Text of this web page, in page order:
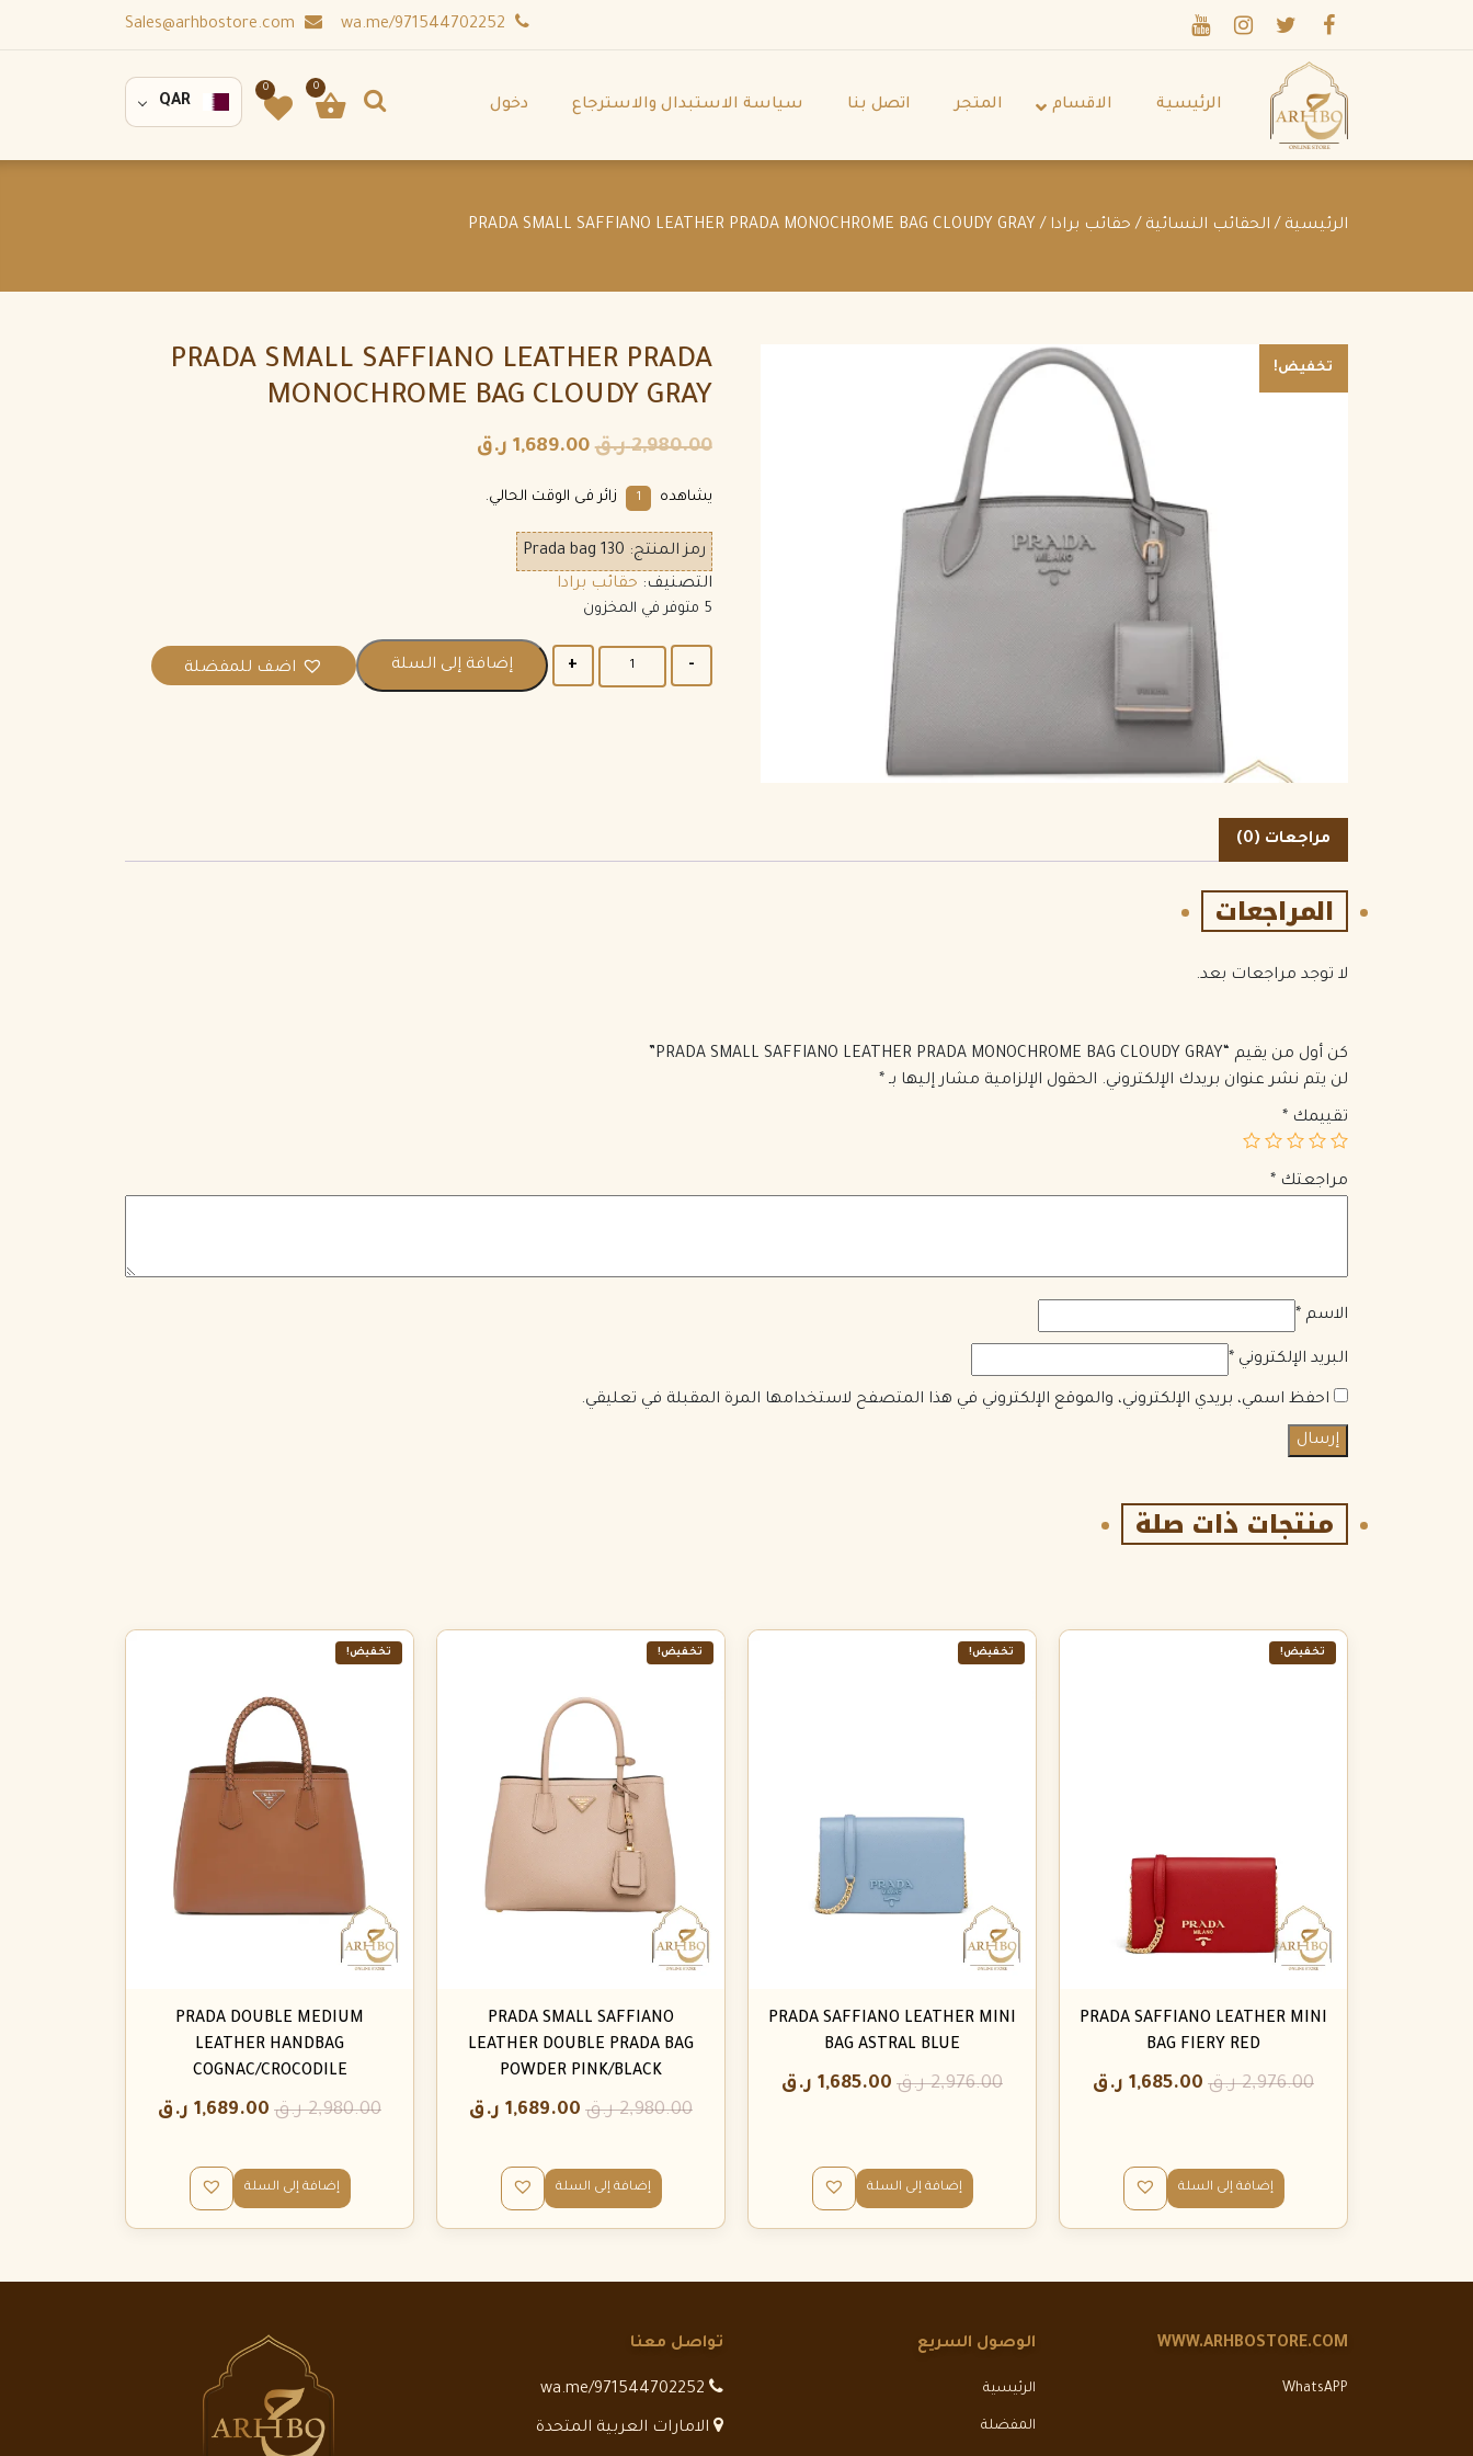
الرئيسية الاقسام المتجر اتصل بنا سياسة الاستبدال والاسترجاع دخول
0
0
QAR
الرئيسية / الحقائب النسائية / حقائب برادا / PRADA SMALL SAFFIANO LEATHER PRADA MONOCHROME BAG CLOUDY GRAY
تخفيض!
PRADA SMALL SAFFIANO LEATHER PRADA
MONOCHROME BAG CLOUDY GRAY
2,980.00 ر.ق 1,689.00 ر.ق
يشاهده 1 زائر فى الوقت الحالي.
رمز المنتج: Prada bag 130
التصنيف: حقائب برادا
5 متوفر في المخزون
إضافة إلى السلة اضف للمفضلة
مراجعات (0)
المراجعات
لا توجد مراجعات بعد.
كن أول من يقيم “PRADA SMALL SAFFIANO LEATHER PRADA MONOCHROME BAG CLOUDY GRAY”
لن يتم نشر عنوان بريدك الإلكتروني. الحقول الإلزامية مشار إليها بـ *
تقييمك *
مراجعتك *
الاسم *
البريد الإلكتروني *
احفظ اسمي، بريدي الإلكتروني، والموقع الإلكتروني في هذا المتصفح لاستخدامها المرة المقبلة في تعليقي.
منتجات ذات صلة
تخفيض!
PRADA SAFFIANO LEATHER MINI
BAG FIERY RED
2,976.00 ر.ق 1,685.00 ر.ق
إضافة إلى السلة
تخفيض!
PRADA SAFFIANO LEATHER MINI
BAG ASTRAL BLUE
2,976.00 ر.ق 1,685.00 ر.ق
إضافة إلى السلة
تخفيض!
PRADA SMALL SAFFIANO
LEATHER DOUBLE PRADA BAG
POWDER PINK/BLACK
2,980.00 ر.ق 1,689.00 ر.ق
إضافة إلى السلة
تخفيض!
PRADA DOUBLE MEDIUM
LEATHER HANDBAG
COGNAC/CROCODILE
2,980.00 ر.ق 1,689.00 ر.ق
إضافة إلى السلة
WWW.ARHBOSTORE.COM
WhatsAPP
الوصول السريع
الرئيسية
المفضلة
تواصل معنا
الامارات العربية المتحدة